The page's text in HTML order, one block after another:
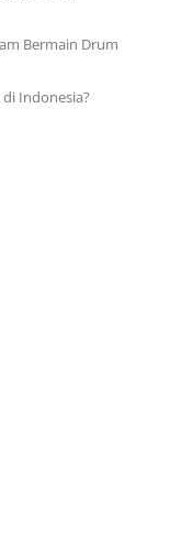
Bermain Drum
Indonesia?